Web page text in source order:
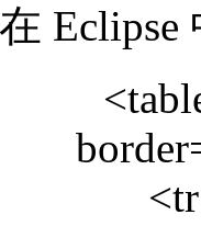
Eclipse